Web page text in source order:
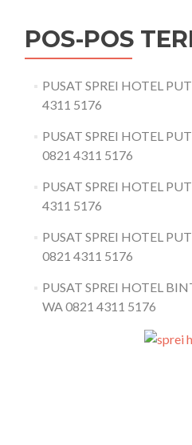
POS-POS
PUSAT SPREI HOTEL
4311 5176
PUSAT SPREI HOTEL
0821 4311 5176
PUSAT SPREI HOTEL
4311 5176
PUSAT SPREI HOTEL
0821 4311 5176
PUSAT SPREI HOTEL
WA 0821 4311 5176